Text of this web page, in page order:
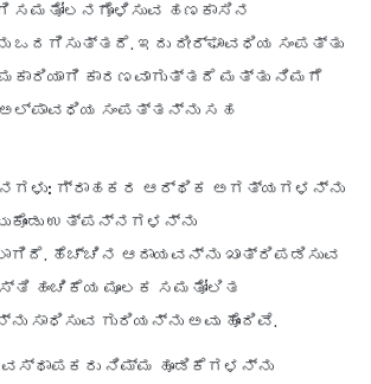
ಸಮತೋಲನಗೊಳಿಸುವ ಹಣಕಾಸಿನ
ಒದಗಿಸುತ್ತದೆ. ಇದು ದೀರ್ಘಾವಧಿಯ ಸಂಪತ್ತು
ಕಾರಣವಾಗುತ್ತದೆ ಮತ್ತು ನಿಮಗೆ
ಸಂಪತ್ತನ್ನು ಸಹ
ಗ್ರಾಹಕರ ಆರ್ಥಿಕ ಅಗತ್ಯಗಳನ್ನು
ಉತ್ಪನ್ನಗಳನ್ನು
ಹೆಚ್ಚಿನ ಆದಾಯವನ್ನು ಖಾತ್ರಿಪಡಿಸುವ
ಹಂಚಿಕೆಯ ಮೂಲಕ ಸಮತೋಲಿತ
ಸಾಧಿಸುವ ಗುರಿಯನ್ನು ಅವು ಹೊಂದಿವೆ.
ನಿಮ್ಮ ಹೂಡಿಕೆಗಳನ್ನು